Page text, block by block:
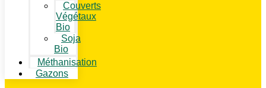
Couverts
Végétaux
Bio
Soja
Bio
Méthanisation
Gazons